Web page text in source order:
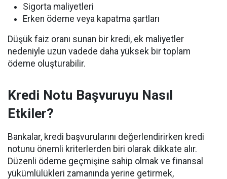
Sigorta maliyetleri
Erken ödeme veya kapatma şartları
Düşük faiz oranı sunan bir kredi, ek maliyetler
nedeniyle uzun vadede daha yüksek bir toplam
ödeme oluşturabilir.
Kredi Notu Başvuruyu Nasıl
Etkiler?
Bankalar, kredi başvurularını değerlendirirken kredi
notunu önemli kriterlerden biri olarak dikkate alır.
Düzenli ödeme geçmişine sahip olmak ve finansal
yükümlülükleri zamanında yerine getirmek,